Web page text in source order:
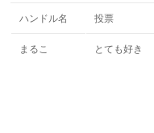
ハンドル名 投票
まるこ とても好き